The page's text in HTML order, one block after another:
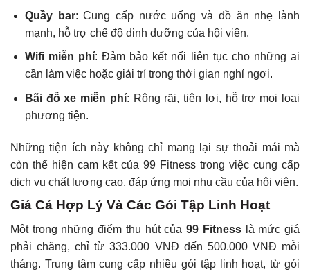
Quầy bar: Cung cấp nước uống và đồ ăn nhẹ lành
mạnh, hỗ trợ chế độ dinh dưỡng của hội viên.
Wifi miễn phí: Đảm bảo kết nối liên tục cho những ai
cần làm việc hoặc giải trí trong thời gian nghỉ ngơi.
Bãi đỗ xe miễn phí: Rộng rãi, tiện lợi, hỗ trợ mọi loại
phương tiện.
Những tiện ích này không chỉ mang lại sự thoải mái mà
còn thể hiện cam kết của 99 Fitness trong việc cung cấp
dịch vụ chất lượng cao, đáp ứng mọi nhu cầu của hội viên.
Giá Cả Hợp Lý Và Các Gói Tập Linh Hoạt
Một trong những điểm thu hút của99 Fitnesslà mức giá
phải chăng, chỉ từ 333.000 VNĐ đến 500.000 VNĐ mỗi
tháng. Trung tâm cung cấp nhiều gói tập linh hoạt, từ gói